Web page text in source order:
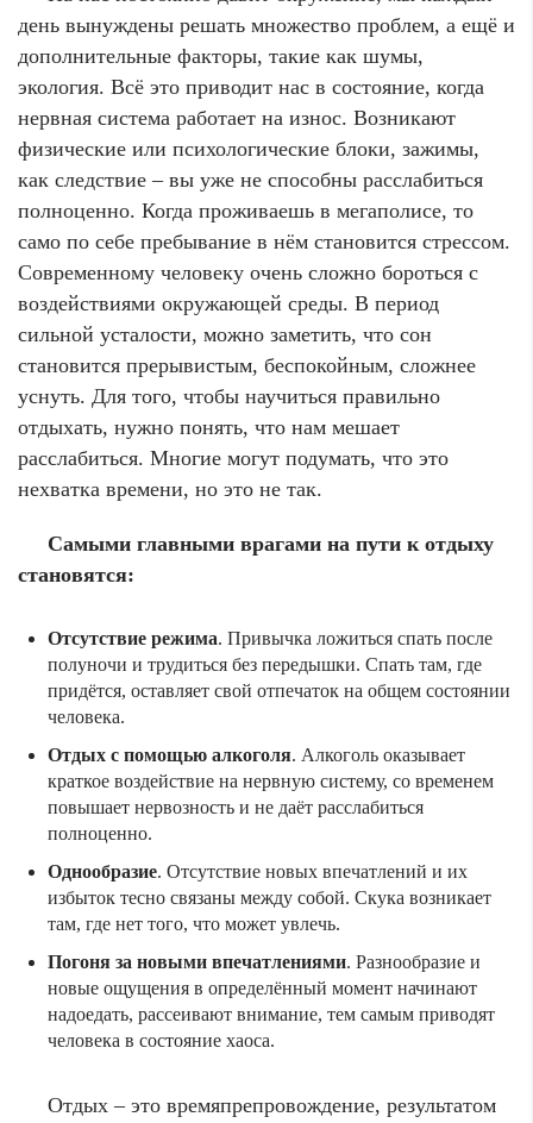
день вынуждены решать множество проблем, а ещё и
дополнительные факторы, такие как шумы,
экология. Всё это приводит нас в состояние, когда
нервная система работает на износ. Возникают
физические или психологические блоки, зажимы,
как следствие – вы уже не способны расслабиться
полноценно. Когда проживаешь в мегаполисе, то
само по себе пребывание в нём становится стрессом.
Современному человеку очень сложно бороться с
воздействиями окружающей среды. В период
сильной усталости, можно заметить, что сон
становится прерывистым, беспокойным, сложнее
уснуть. Для того, чтобы научиться правильно
отдыхать, нужно понять, что нам мешает
расслабиться. Многие могут подумать, что это
нехватка времени, но это не так.
Самыми главными врагами на пути к отдыху
становятся:
Отсутствие режима. Привычка ложиться спать после
полуночи и трудиться без передышки. Спать там, где
придётся, оставляет свой отпечаток на общем состоянии
человека.
Отдых с помощью алкоголя. Алкоголь оказывает
краткое воздействие на нервную систему, со временем
повышает нервозность и не даёт расслабиться
полноценно.
Однообразие. Отсутствие новых впечатлений и их
избыток тесно связаны между собой. Скука возникает
там, где нет того, что может увлечь.
Погоня за новыми впечатлениями. Разнообразие и
новые ощущения в определённый момент начинают
надоедать, рассеивают внимание, тем самым приводят
человека в состояние хаоса.
Отдых – это времяпрепровождение, результатом